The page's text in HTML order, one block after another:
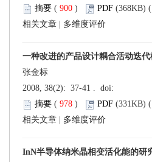
( )
张金标
( )